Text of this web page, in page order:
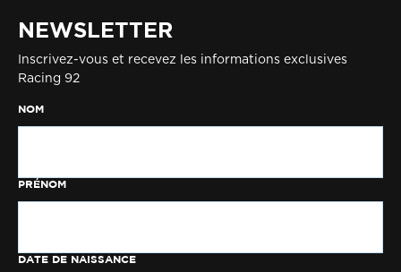
NEWSLETTER
Inscrivez-vous et recevez les informations exclusives
Racing 92
NOM
PRÉNOM
DATE DE NAISSANCE